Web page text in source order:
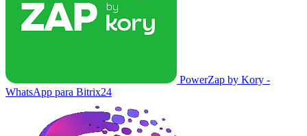
PowerZap by Kory -
WhatsApp para Bitrix24